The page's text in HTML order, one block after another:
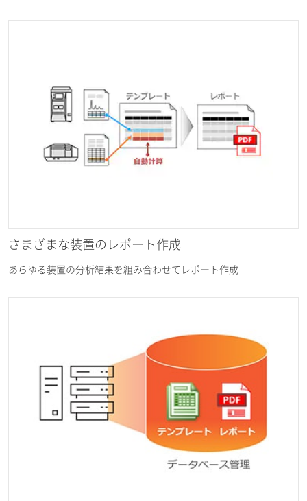
さまざまな装置のレポート作成
あらゆる装置の分析結果を組み合わせてレポート作成